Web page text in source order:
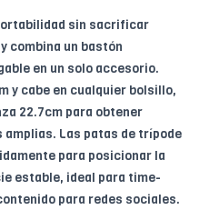
sin sacrificar
combina un bastón
en un solo accesorio.
y cabe en cualquier bolsillo,
22.7cm para obtener
amplias. Las patas de trípode
para posicionar la
estable, ideal para time-
para redes sociales.